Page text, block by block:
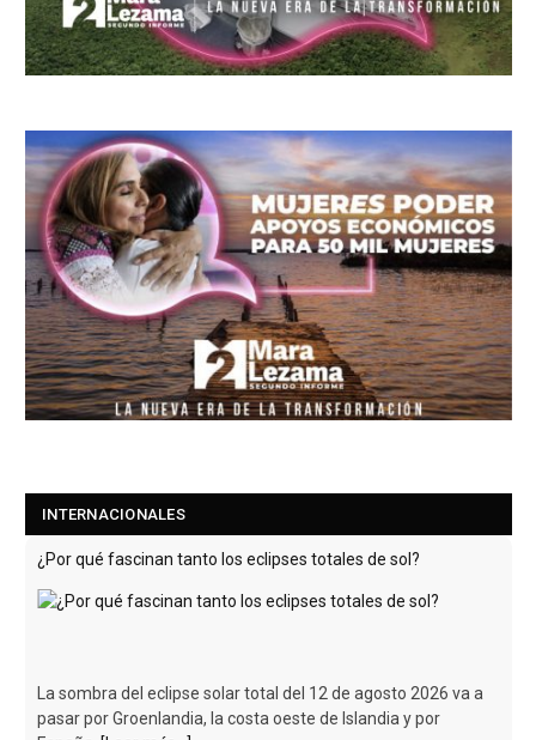
INTERNACIONALES
¿Por qué fascinan tanto los eclipses totales de sol?
La sombra del eclipse solar total del 12 de agosto 2026 va a
pasar por Groenlandia, la costa oeste de Islandia y por